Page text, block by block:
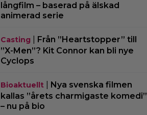
långfilm – baserad på älskad
animerad serie
Casting
Från ”Heartstopper” till
”X-Men”? Kit Connor kan bli nye
Cyclops
Bioaktuellt| Nya svenska filmen
kallas ”årets charmigaste komedi”
– nu på bio